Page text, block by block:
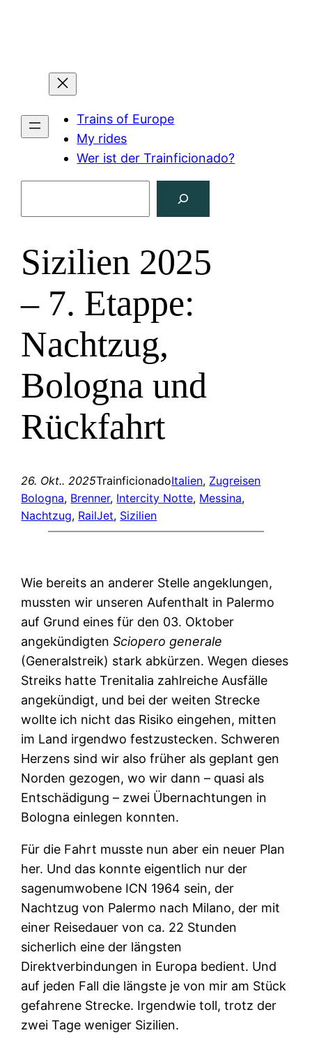
Trains of Europe
My rides
Wer ist der Trainficionado?
Sizilien 2025
– 7. Etappe:
Nachtzug,
Bologna und
Rückfahrt
26. Okt.. 2025TrainficionadoItalien, Zugreisen
Bologna, Brenner, Intercity Notte, Messina
Nachtzug, RailJet, Sizilien
Wie bereits an anderer Stelle angeklungen,
mussten wir unseren Aufenthalt in Palermo
auf Grund eines für den 03. Oktober
angekündigtenSciopero generale
(Generalstreik) stark abkürzen. Wegen dieses
Streiks hatte Trenitalia zahlreiche Ausfälle
angekündigt, und bei der weiten Strecke
wollte ich nicht das Risiko eingehen, mitten
im Land irgendwo festzustecken. Schweren
Herzens sind wir also früher als geplant gen
Norden gezogen, wo wir dann – quasi als
Entschädigung – zwei Übernachtungen in
Bologna einlegen konnten.
Für die Fahrt musste nun aber ein neuer Plan
her. Und das konnte eigentlich nur der
sagenumwobene ICN 1964 sein, der
Nachtzug von Palermo nach Milano, der mit
einer Reisedauer von ca. 22 Stunden
sicherlich eine der längsten
Direktverbindungen in Europa bedient. Und
auf jeden Fall die längste je von mir am Stück
gefahrene Strecke. Irgendwie toll, trotz der
zwei Tage weniger Sizilien.